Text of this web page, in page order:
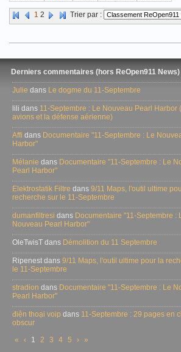
Vidéo mise en ligne le 19/02/2010
1 2 Trier par :
Derniers commentaires (hors ReOpen911 News)
Julie dans Le dogme du 11-Septembre
lili dans 11-Septembre : Le Nouveau Pearl Harbor
avions et la défense aérienne)
Affi dans Documentaire "11-Septembre : Le
Harbor"
Mélanie dans Documentaire "11-Septembre : Le
Pearl Harbor"
Elektrostatik Filtre dans 9/11 Maps, l'outil ultime
recherche sur le 11-Septembre
dumanfiltresi dans Documentaire "11-Septembre :
Nouveau Pearl Harbor"
OleTwisT dans Démolition du 11 Septembre
Ripenest dans 9/11 Maps, l'outil ultime pour la
le 11-Septembre
stradion dans Documentaire "11-Septembre : Le
Pearl Harbor"
điện thoại voip dans 11-Septembre : 29 pages en
obscur
«
‹ 1 2 3 4 5 › »